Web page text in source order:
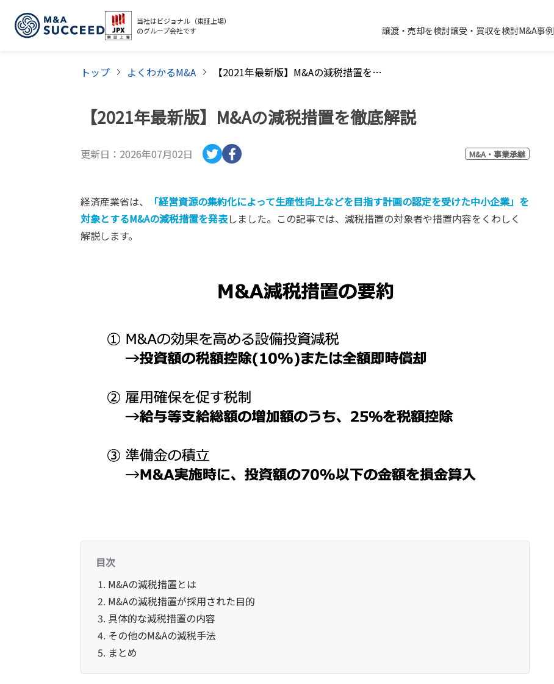
当社はビジョナル（東証上場）
のグループ会社です
譲渡・売却を検討譲受・買収を検討M&A事例
トップ よくわかるM&A 【2021年最新版】M&Aの減税措置を徹底解説
【2021年最新版】M&Aの減税措置を徹底解説
更新日： 2026年07月02日 M&A・事業承継
経済産業省は、
「経営資源の集約化によって生産性向上などを目指す計画の認定を受けた中小企業」を
対象とするM&Aの減税措置を発表しました。この記事では、減税措置の対象者や措置内容をくわしく
解説します。
目次
M&Aの減税措置とは
M&Aの減税措置が採用された目的
具体的な減税措置の内容
その他のM&Aの減税手法
まとめ